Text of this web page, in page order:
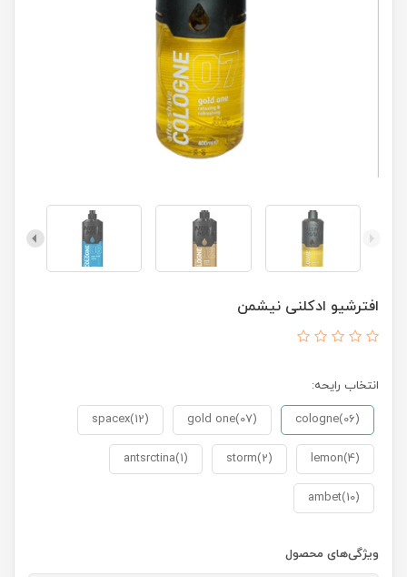
افترشیو ادکلنی نیشمن
انتخاب رایحه:
cologne(06)
gold one(07)
spacex(12)
lemon(4)
storm(2)
antsrctina(1)
ambet(10)
ویژگی‌های محصول